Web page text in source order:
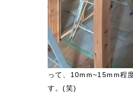
って、10mm~15mm程
す。(笑)